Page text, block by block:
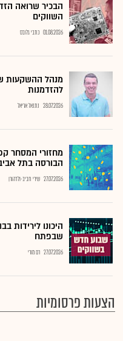
הבכיר שרואה
השווקים
01.08.2026 כתבי גלובס
מנהל ההשקעות
להזדמנות
28.07.2026 נתנאל אריאל
מחזורי המסחר
הבורסה בתל
27.07.2026 שירי חביב-ולדהורן
היכונו לירידות
שבפתח
27.07.2026 רם מורי
הצעות פרסומיות